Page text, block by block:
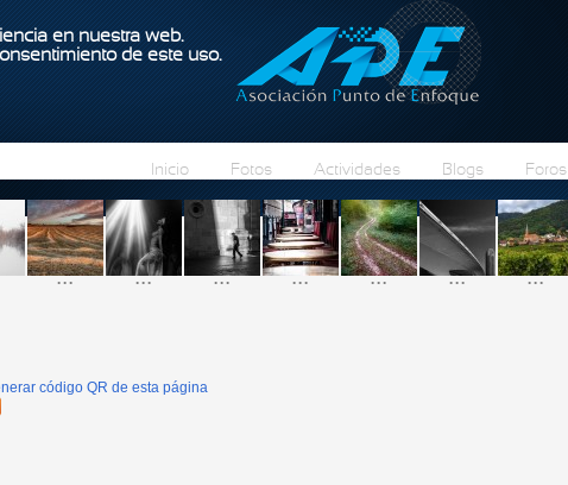
en nuestra web.
de este uso.
Pasar al contenido principal
Inicio Fotos Actividades Blogs Foros
... ... ... ... ... ... ...
código QR de esta página